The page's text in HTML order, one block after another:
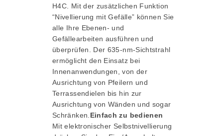
H4C. Mit der zusätzlichen Funktion
“Nivellierung mit Gefälle” können Sie
alle Ihre Ebenen- und
Gefällearbeiten ausführen und
überprüfen. Der 635-nm-Sichtstrahl
ermöglicht den Einsatz bei
Innenanwendungen, von der
Ausrichtung von Pfeilern und
Terrassendielen bis hin zur
Ausrichtung von Wänden und sogar
Schränken.Einfach zu bedienen
Mit elektronischer Selbstnivellierung